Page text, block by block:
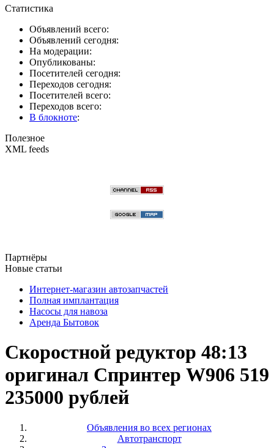
Статистика
Объявлений всего:
Объявлений сегодня:
На модерации:
Опубликованы:
Посетителей сегодня:
Переходов сегодня:
Посетителей всего:
Переходов всего:
В блокноте:
Полезное
XML feeds
Партнёры
Новые статьи
Интернет-магазин автозапчастей
Полная имплантация
Насосы для навоза
Аренда Бытовок
Скоростной редуктор 48:13
оригинал Спринтер W906 519
235000 рублей
Объявления во всех регионах
Автотранспорт